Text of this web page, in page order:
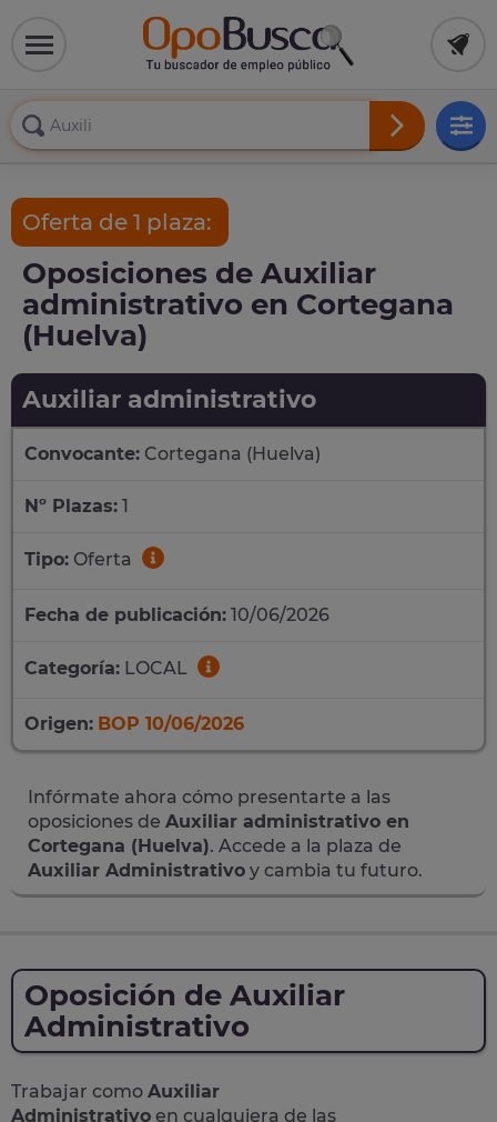
Oferta de 1 plaza:
Oposiciones de Auxiliar
administrativo en Cortegana
(Huelva)
Auxiliar administrativo
Convocante: Cortegana (Huelva)
Nº Plazas: 1
Tipo: Oferta
Fecha de publicación: 10/06/2026
Categoría: LOCAL
Origen: BOP 10/06/2026
Infórmate ahora cómo presentarte a las
oposiciones de Auxiliar administrativo en
Cortegana (Huelva). Accede a la plaza de
Auxiliar Administrativo y cambia tu futuro.
Oposición de Auxiliar
Administrativo
Trabajar como Auxiliar
Administrativo en cualquiera de las